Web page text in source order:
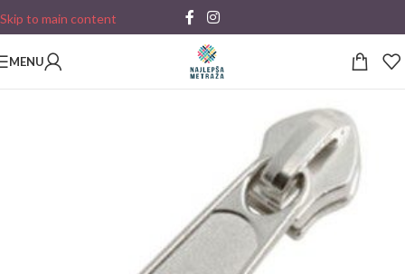
Skip to main content
MENU